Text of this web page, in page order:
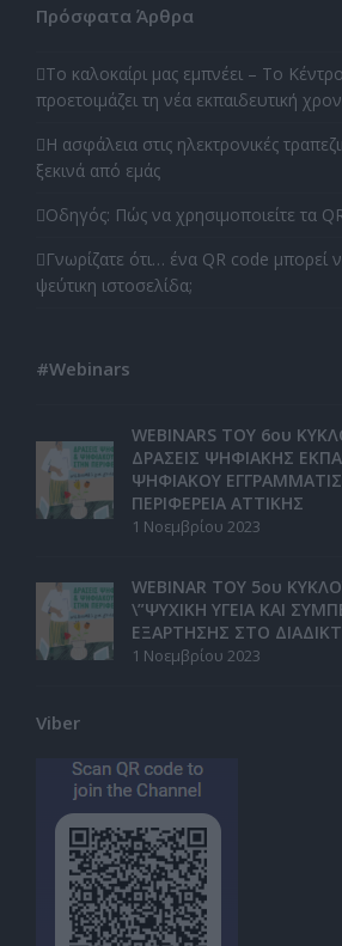
Πρόσφατα Άρθρα
Το καλοκαίρι μας εμπνέει – Το
προετοιμάζει τη νέα εκπαιδευτική
Η ασφάλεια στις ηλεκτρονικές
ξεκινά από εμάς
Οδηγός: Πώς να χρησιμοποιείτε τα
Γνωρίζατε ότι… ένα QR code μπορεί
ψεύτικη ιστοσελίδα;
#Webinars
WEBINARS ΤΟΥ 6ου
ΔΡΑΣΕΙΣ ΨΗΦΙΑΚΗΣ
ΨΗΦΙΑΚΟΥ
ΠΕΡΙΦΕΡΕΙΑ ΑΤΤΙΚΗΣ
1 Νοεμβρίου 2023
WEBINAR ΤΟΥ 5ου
\”ΨΥΧΙΚΗ ΥΓΕΙΑ ΚΑΙ
ΕΞΑΡΤΗΣΗΣ ΣΤΟ
1 Νοεμβρίου 2023
Viber